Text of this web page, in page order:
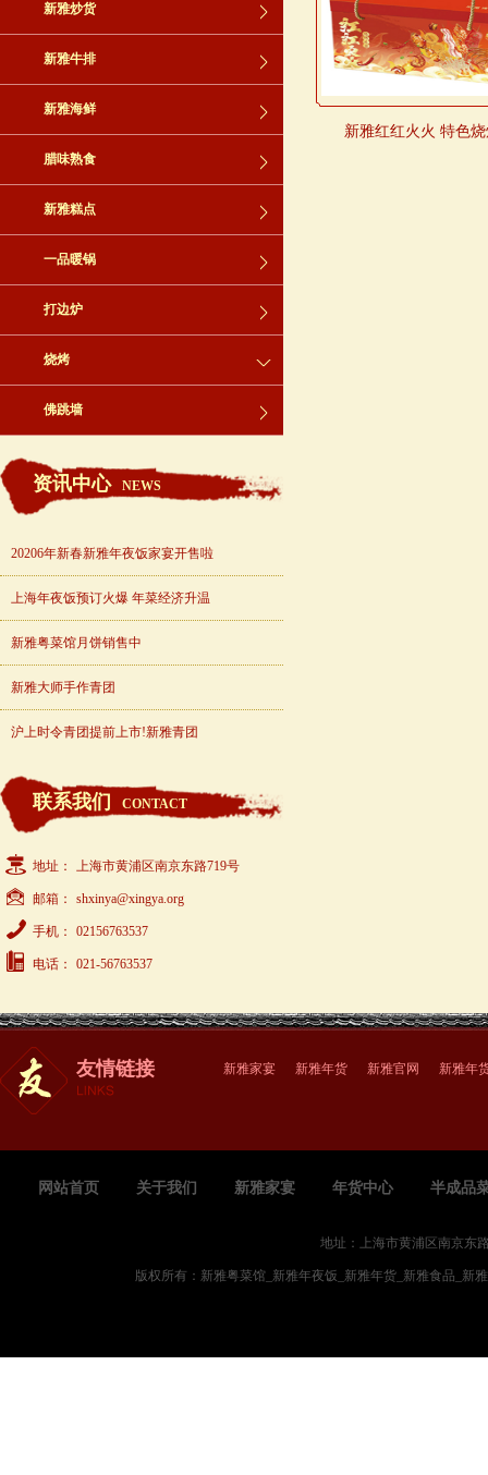
新雅炒货
新雅牛排
新雅海鲜
腊味熟食
新雅糕点
一品暖锅
打边炉
烧烤
佛跳墙
资讯中心 NEWS
20206年新春新雅年夜饭家宴开售啦
上海年夜饭预订火爆 年菜经济升温
新雅粤菜馆月饼销售中
新雅大师手作青团
沪上时令青团提前上市!新雅青团
联系我们 CONTACT
地址： 上海市黄浦区南京东路719号
邮箱： shxinya@xingya.org
手机： 02156763537
电话： 021-56763537
新雅红红火火 特色
友情链接 新雅家宴 新雅年货 新雅官网 新雅年
网站首页 关于我们 新雅家宴 年货中心 半成品
地址：上海市黄浦区南京
版权所有：新雅粤菜馆_新雅年夜饭_新雅年货_新雅食品_